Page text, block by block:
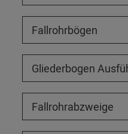
Fallrohrbögen
Gliederbogen
Fallrohrabzweige